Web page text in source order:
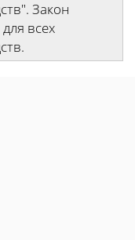
Закон
всех